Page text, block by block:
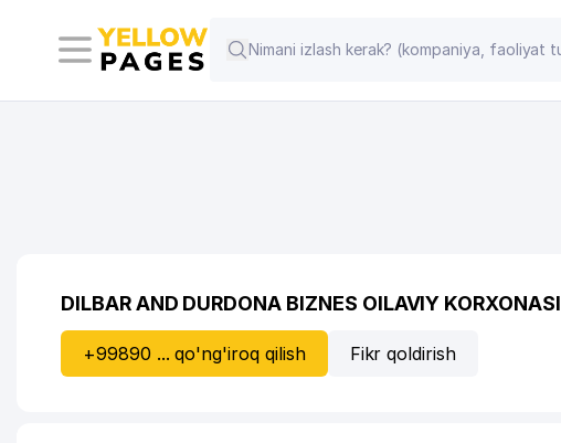
DILBAR AND DURDONA BIZNES OILAVIY KORXONASI
+99890 ... qo'ng'iroq qilish Fikr qoldirish